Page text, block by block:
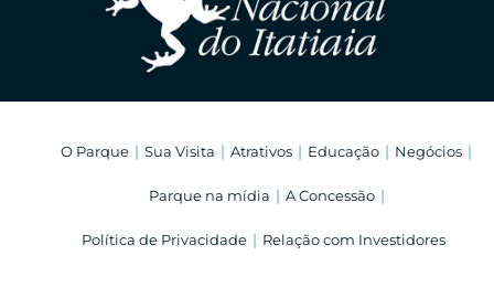
O Parque Sua Visita Atrativos Educação Negócios
Parque na mídia A Concessão
Política de Privacidade Relação com Investidores